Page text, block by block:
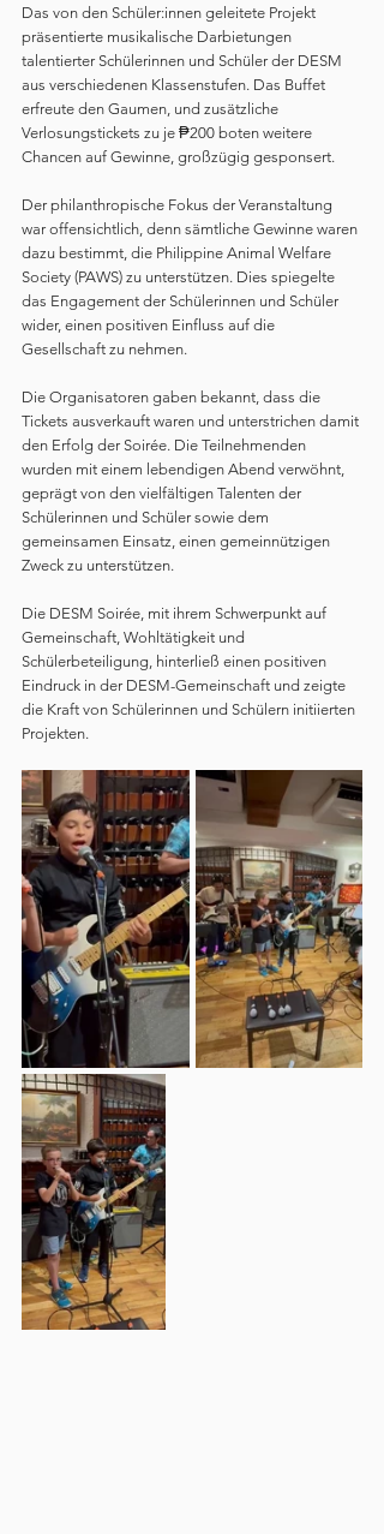
Das von den Schüler:innen geleitete Projekt
präsentierte musikalische Darbietungen
talentierter Schülerinnen und Schüler der DESM
aus verschiedenen Klassenstufen. Das Buffet
erfreute den Gaumen, und zusätzliche
Verlosungstickets zu je ₱200 boten weitere
Chancen auf Gewinne, großzügig gesponsert.
Der philanthropische Fokus der Veranstaltung
war offensichtlich, denn sämtliche Gewinne waren
dazu bestimmt, die Philippine Animal Welfare
Society (PAWS) zu unterstützen. Dies spiegelte
das Engagement der Schülerinnen und Schüler
wider, einen positiven Einfluss auf die
Gesellschaft zu nehmen.
Die Organisatoren gaben bekannt, dass die
Tickets ausverkauft waren und unterstrichen damit
den Erfolg der Soirée. Die Teilnehmenden
wurden mit einem lebendigen Abend verwöhnt,
geprägt von den vielfältigen Talenten der
Schülerinnen und Schüler sowie dem
gemeinsamen Einsatz, einen gemeinnützigen
Zweck zu unterstützen.
Die DESM Soirée, mit ihrem Schwerpunkt auf
Gemeinschaft, Wohltätigkeit und
Schülerbeteiligung, hinterließ einen positiven
Eindruck in der DESM-Gemeinschaft und zeigte
die Kraft von Schülerinnen und Schülern initiierten
Projekten.